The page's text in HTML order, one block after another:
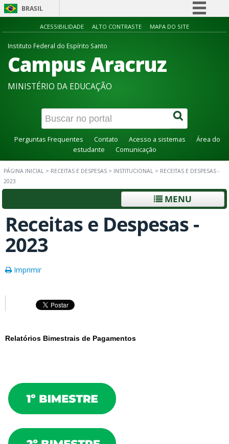
BRASIL
Simplifique!
Acesso à informação
Canais
ACESSIBILIDADE ALTO CONTRASTE MAPA DO SITE
Instituto Federal do Espírito Santo
Campus Aracruz
MINISTÉRIO DA EDUCAÇÃO
Perguntas Frequentes Contato Acesso a sistemas
Área do
estudante
Comunicação
PÁGINA INICIAL > RECEITAS E DESPESAS > INSTITUCIONAL > RECEITAS E DESPESAS -
2023
MENU
Receitas e Despesas -
2023
Imprimir
Relatórios Bimestrais de Pagamentos